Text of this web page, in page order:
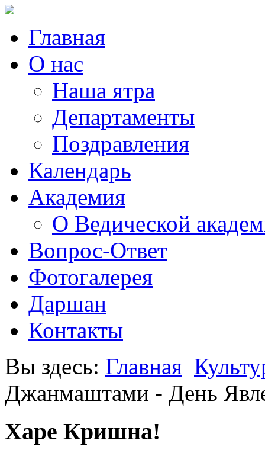
Главная
О нас
Наша ятра
Департаменты
Поздравления
Календарь
Академия
О Ведической
Вопрос-Ответ
Фотогалерея
Даршан
Контакты
Вы здесь: Главная
Джанмаштами - День
Харе Кришна!